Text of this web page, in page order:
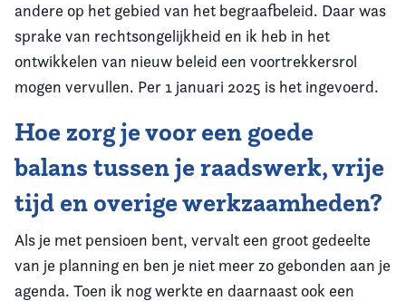
andere op het gebied van het begraafbeleid. Daar was
sprake van rechtsongelijkheid en ik heb in het
ontwikkelen van nieuw beleid een voortrekkersrol
mogen vervullen. Per 1 januari 2025 is het ingevoerd.
Hoe zorg je voor een goede
balans tussen je raadswerk, vrije
tijd en overige werkzaamheden?
Als je met pensioen bent, vervalt een groot gedeelte
van je planning en ben je niet meer zo gebonden aan je
agenda. Toen ik nog werkte en daarnaast ook een